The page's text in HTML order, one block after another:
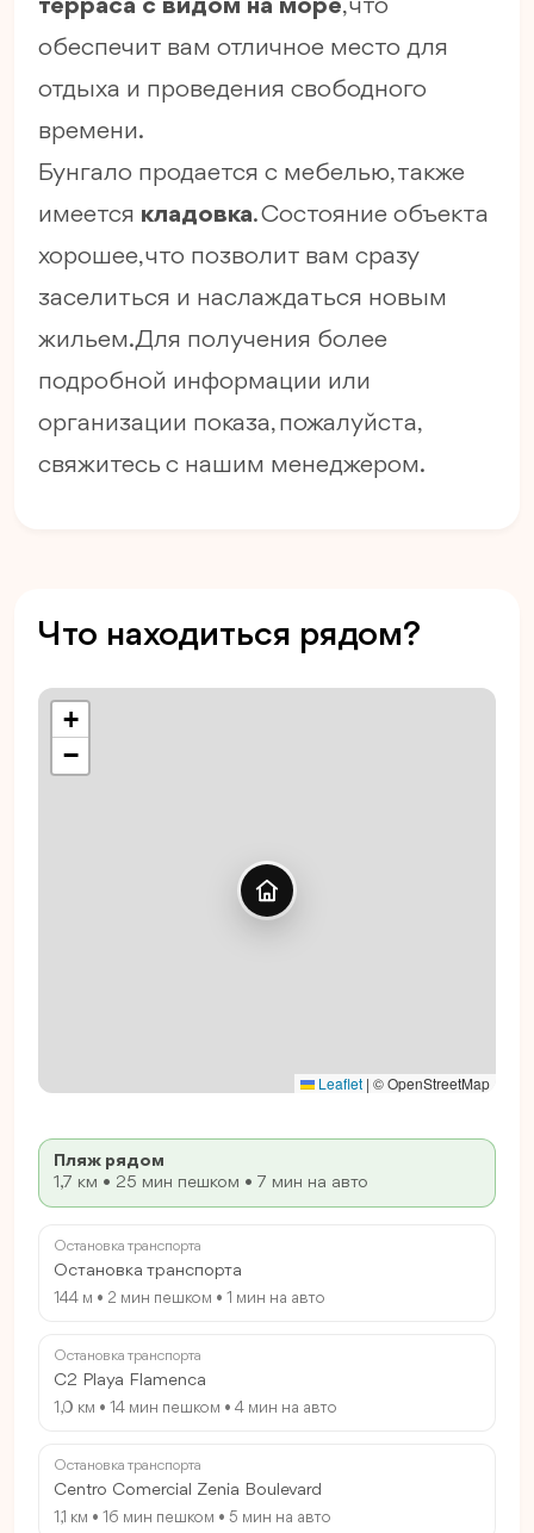
терраса с видом на море, что
обеспечит вам отличное место для
отдыха и проведения свободного
времени.
Бунгало продается с мебелью, также
имеется кладовка. Состояние объекта
хорошее, что позволит вам сразу
заселиться и наслаждаться новым
жильем. Для получения более
подробной информации или
организации показа, пожалуйста,
свяжитесь с нашим менеджером.
Что находиться рядом?
+
−
Leaflet | © OpenStreetMap
Пляж рядом
1,7 км • 25 мин пешком • 7 мин на авто
Остановка транспорта
Остановка транспорта
144 м • 2 мин пешком • 1 мин на авто
Остановка транспорта
C2 Playa Flamenca
1,0 км • 14 мин пешком • 4 мин на авто
Остановка транспорта
Centro Comercial Zenia Boulevard
1,1 км • 16 мин пешком • 5 мин на авто